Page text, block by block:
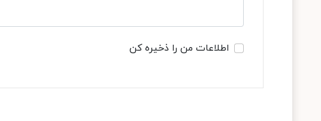
اطلاعات من را ذخیره کن